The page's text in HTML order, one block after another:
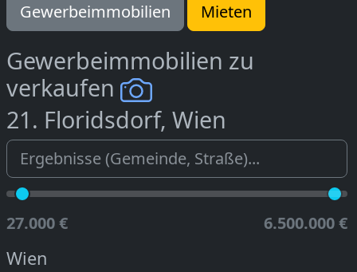
Gewerbeimmobilien
Mieten
Gewerbeimmobilien zu
verkaufen
21. Floridsdorf, Wien
27.000 € 6.500.000 €
Wien